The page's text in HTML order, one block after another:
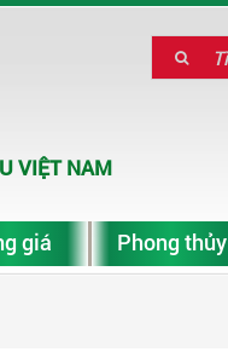
VIỆT NAM
giá Phong thủy